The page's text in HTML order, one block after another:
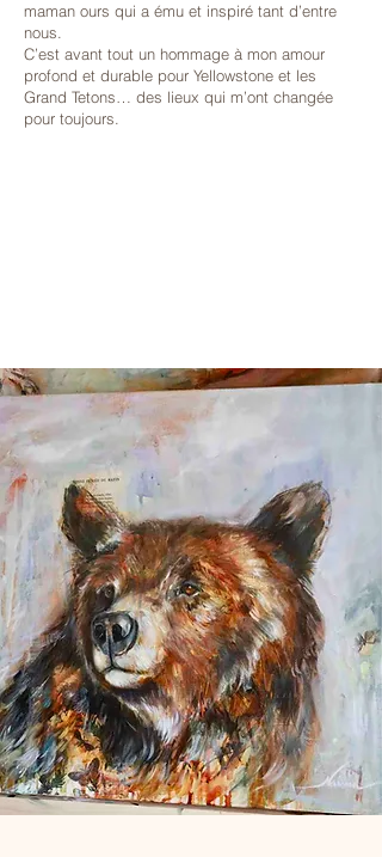
maman ours qui a ému et inspiré tant d’entre
nous.
C’est avant tout un hommage à mon amour
profond et durable pour Yellowstone et les
Grand Tetons… des lieux qui m’ont changée
pour toujours.